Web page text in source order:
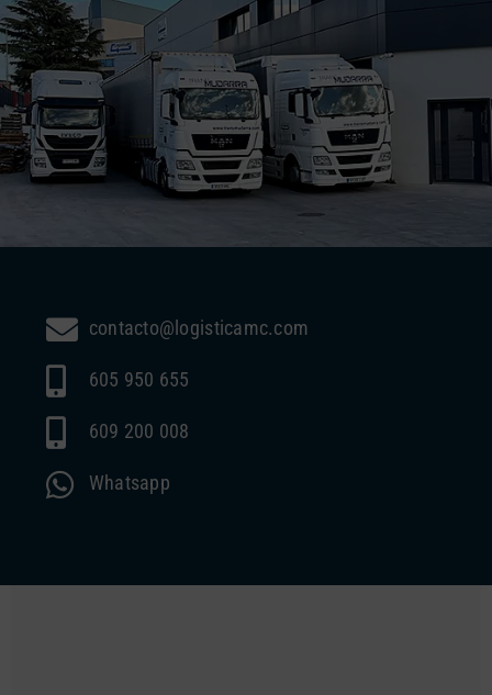
contacto@logisticamc.com
605 950 655
609 200 008
Whatsapp